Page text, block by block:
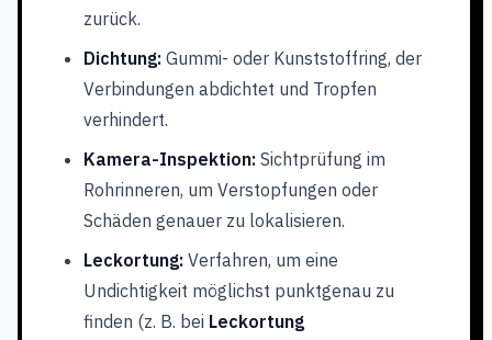
zurück.
Dichtung: Gummi- oder Kunststoffring, der
Verbindungen abdichtet und Tropfen
verhindert.
Kamera-Inspektion: Sichtprüfung im
Rohrinneren, um Verstopfungen oder
Schäden genauer zu lokalisieren.
Leckortung: Verfahren, um eine
Undichtigkeit möglichst punktgenau zu
finden (z. B. bei Leckortung